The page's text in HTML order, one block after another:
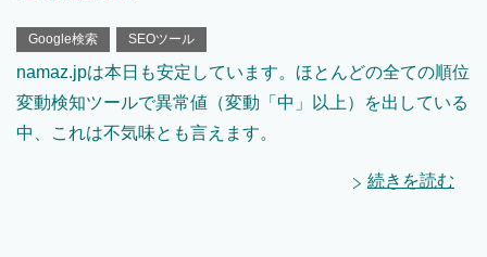
Google検索 SEOツール
namaz.jpは本日も安定しています。ほとんどの全ての順位
変動検知ツールで異常値（変動「中」以上）を出している
中、これは不気味とも言えます。
続きを読む